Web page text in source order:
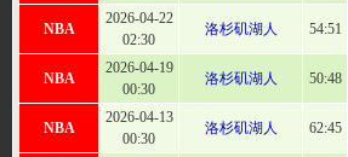
NBA
2026-04-22
02:30
洛杉矶湖人 54:51
NBA
2026-04-19
00:30
洛杉矶湖人 50:48
NBA
2026-04-13
00:30
洛杉矶湖人 62:45